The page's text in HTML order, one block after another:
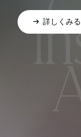
詳しくみる